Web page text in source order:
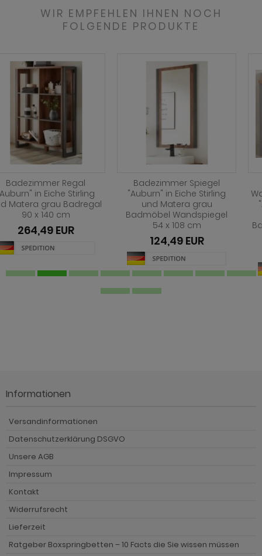
WIR EMPFEHLEN IHNEN NOCH
FOLGENDE PRODUKTE
Badezimmer Spiegel
"Auburn" in Eiche Stirling
und Matera grau
Badmöbel Wandspiegel
54 x 108 cm
124,49 EUR
Badezimmer
Waschbeckenunterschrank
"Auburn" in Eiche Stirling
und Matera grau
Badmöbel Unterschrank 61
x 62 cm
274,49 EUR
Informationen
Versandinformationen
Datenschutzerklärung DSGVO
Unsere AGB
Impressum
Kontakt
Widerrufsrecht
Lieferzeit
Ratgeber Boxspringbetten – 10 Facts die Sie wissen müssen